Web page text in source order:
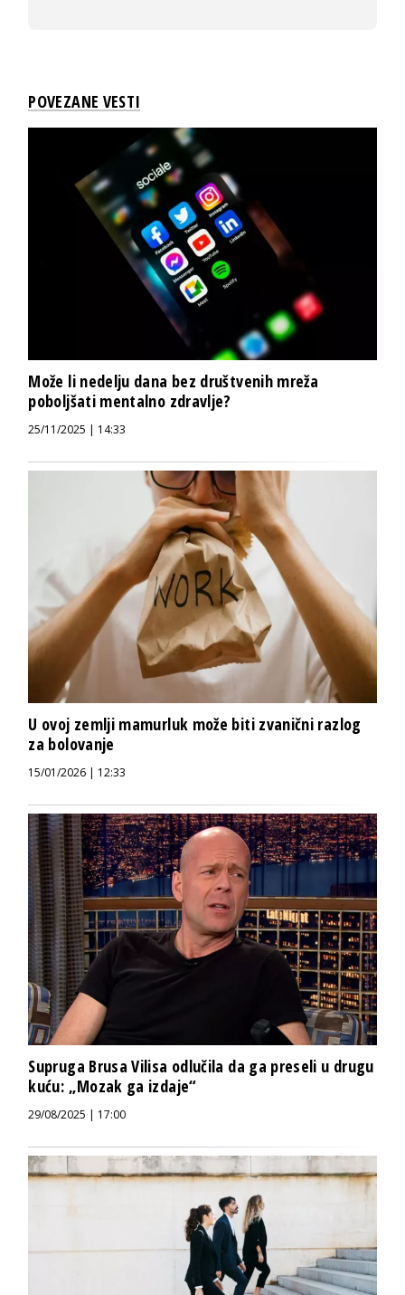
POVEZANE VESTI
Može li nedelju dana bez društvenih mreža
poboljšati mentalno zdravlje?
25/11/2025 | 14:33
U ovoj zemlji mamurluk može biti zvanični razlog
za bolovanje
15/01/2026 | 12:33
Supruga Brusa Vilisa odlučila da ga preseli u drugu
kuću: „Mozak ga izdaje“
29/08/2025 | 17:00